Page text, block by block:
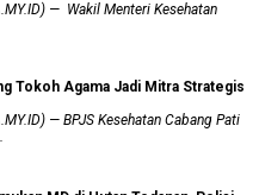
— Wakil Menteri Kesehatan
Tokoh Agama Jadi Mitra Strategis
— BPJS Kesehatan Cabang Pati